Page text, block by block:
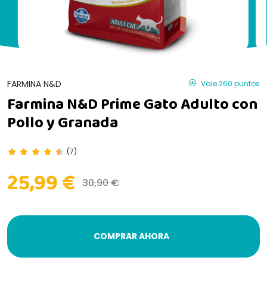
FARMINA N&D Vale 260 puntos
Farmina N&D Prime Gato Adulto con
Pollo y Granada
(7)
25,99 € 30,90 €
COMPRAR AHORA